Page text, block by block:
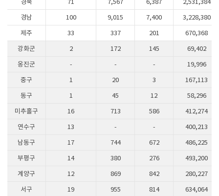
경남
100 9,015 7,400
3,228,380
제주
33 337 201
670,368
강화군
2 172 145
69,402
옹진군
- - -
19,996
중구
1 20 3
167,113
동구
1 45 12
58,296
미추홀구
16 713 586
412,274
연수구
13 - -
400,213
남동구
17 744 672
486,225
부평구
14 380 276
493,200
계양구
12 869 842
280,227
서구
19 955 814 634,064